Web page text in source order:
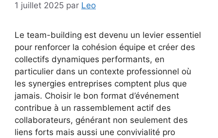
1 juillet 2025 par Leo
Le team-building est devenu un levier essentiel
pour renforcer la cohésion équipe et créer des
collectifs dynamiques performants, en
particulier dans un contexte professionnel où
les synergies entreprises comptent plus que
jamais. Choisir le bon format d’événement
contribue à un rassemblement actif des
collaborateurs, générant non seulement des
liens forts mais aussi une convivialité pro